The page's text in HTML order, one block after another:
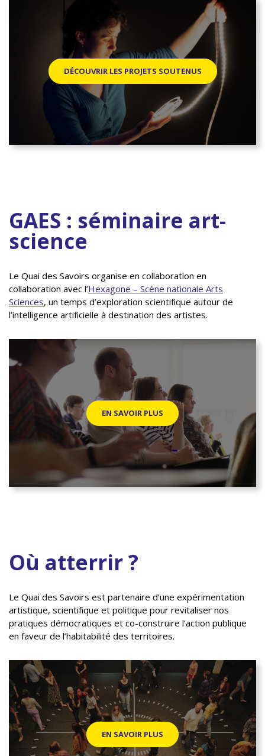
DÉCOUVRIR LES PROJETS SOUTENUS
GAES : séminaire art-
science
Le Quai des Savoirs organise en collaboration en
collaboration avec l’Hexagone – Scène nationale Arts
Sciences, un temps d’exploration scientifique autour de
l’intelligence artificielle à destination des artistes.
EN SAVOIR PLUS
Où atterrir ?
Le Quai des Savoirs est partenaire d’une expérimentation
artistique, scientifique et politique pour revitaliser nos
pratiques démocratiques et co-construire l’action publique
en faveur de l’habitabilité des territoires.
EN SAVOIR PLUS